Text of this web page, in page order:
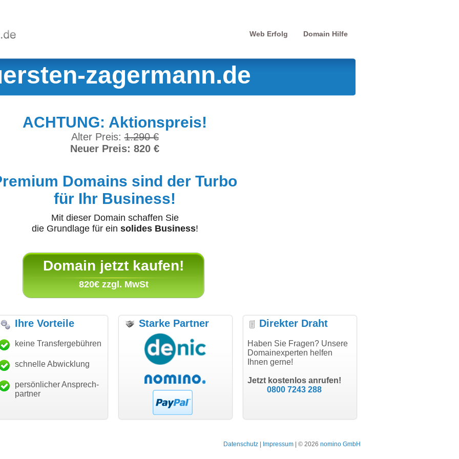
Web Erfolg Domain Hilfe
zagermann.de
ACHTUNG: Aktionspreis!
Alter Preis:1.290 €
Neuer Preis: 820 €
Domains sind der Turbo
für Ihr Business!
Mit dieser Domain schaffen Sie
die Grundlage für ein solides Business!
Domain jetzt kaufen!
820€ zzgl. MwSt
für den schnellen
und guten Service!"
Thomas Schäfer
can eckert communication GmbH
"Ich bin dankbar, meine
Wunschdomain gefunden zu
haben. Die Domain passt für
hundertprozentig."
Janina Köck
Leben im Einklang
leben-im-einklang.de
"Super Abwicklung, vielen
modern software GbR
Landau an der Isar
"Vielen Dank für den
Ihre Vorteile
keine Transfergebühren
schnelle Abwicklung
persönlicher Ansprech-
partner
Starke Partner Direkter Draht
Haben Sie Fragen? Unsere
Domainexperten helfen
Ihnen gerne!
Jetzt kostenlos anrufen!
0800 7243 288
Datenschutz Impressum | © 2026 nomino GmbH